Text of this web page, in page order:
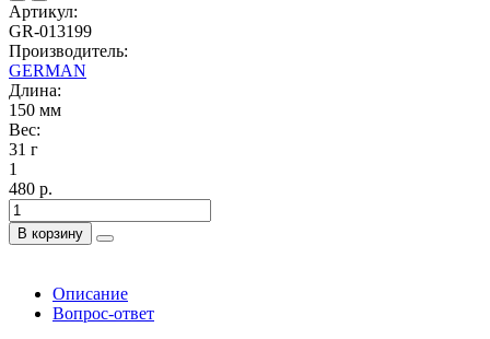
Артикул:
GR-013199
Производитель:
GERMAN
Длина:
150 мм
Вес:
31 г
1
480 р.
В корзину
Описание
Вопрос-ответ